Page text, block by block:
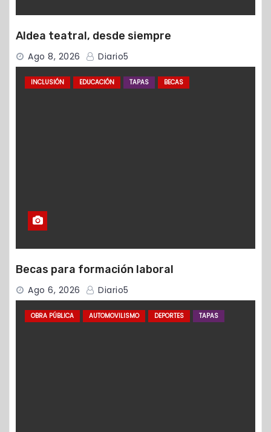
Aldea teatral, desde siempre
Ago 8, 2026 Diario5
INCLUSIÓN EDUCACIÓN TAPAS BECAS
Becas para formación laboral
Ago 6, 2026 Diario5
OBRA PÚBLICA AUTOMOVILISMO DEPORTES TAPAS